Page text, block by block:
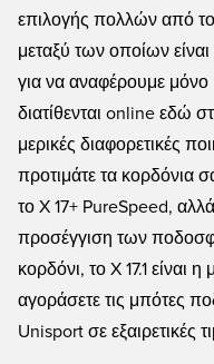
επιλογής πολλών από
μεταξύ των οποίων
για να αναφέρουμε
διατίθενται online εδώ
μερικές διαφορετικές
προτιμάτε τα κορδόνια
το X 17+ PureSpeed,
προσέγγιση των
κορδόνι, το X 17.1 είναι
αγοράσετε τις μπότες
Unisport σε εξαιρετικές